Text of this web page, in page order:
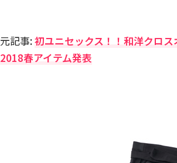
元記事:初ユニセックス！！和洋クロ
2018春アイテム発表